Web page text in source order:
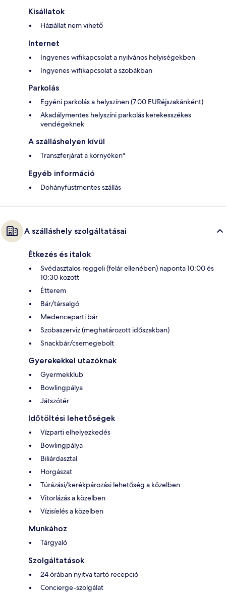
Kisállatok
Háziállat nem vihető
Internet
Ingyenes wifikapcsolat a nyilvános helyiségekben
Ingyenes wifikapcsolat a szobákban
Parkolás
Egyéni parkolás a helyszínen (7.00 EURéjszakánként)
Akadálymentes helyszíni parkolás kerekesszékes
vendégeknek
A szálláshelyen kívül
Transzferjárat a környéken*
Egyéb információ
Dohányfüstmentes szállás
A szálláshely szolgáltatásai
Étkezés és italok
Svédasztalos reggeli (felár ellenében) naponta 10:00 és
10:30 között
Étterem
Bár/társalgó
Medenceparti bár
Szobaszerviz (meghatározott időszakban)
Snackbár/csemegebolt
Gyerekekkel utazóknak
Gyermekklub
Bowlingpálya
Játszótér
Időtöltési lehetőségek
Vízparti elhelyezkedés
Bowlingpálya
Biliárdasztal
Horgászat
Túrázási/kerékpározási lehetőség a közelben
Vitorlázás a közelben
Vízisíelés a közelben
Munkához
Tárgyaló
Szolgáltatások
24 órában nyitva tartó recepció
Concierge-szolgálat